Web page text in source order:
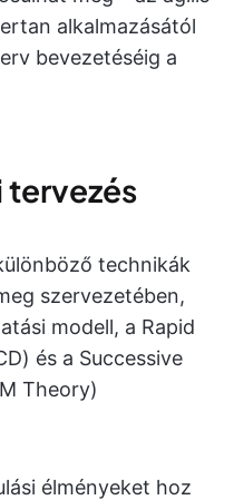
alkalmazásától
bevezetéséig a
tervezés
technikák
szervezetében,
modell, a Rapid
és a Successive
Theory)
élményeket hoz